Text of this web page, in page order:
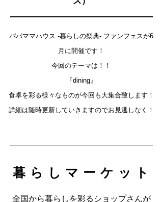
パパママハウス -暮らしの祭典- ファンフェスが6
月に開催です！
今回のテーマは！！
『dining』
食卓を彩る様々なものが今回も大集合致します！
詳細は随時更新していきますのでお見逃しなく！
暮らしマーケット
全国から暮らしを彩るショップさんが